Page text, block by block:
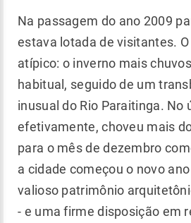
Na passagem do ano 2009
estava lotada de visitantes.
atípico: o inverno mais
habitual, seguido de um
inusual do Rio Paraitinga. No
efetivamente, choveu mais
para o mês de dezembro
a cidade começou o novo
valioso patrimônio
- e uma firme disposição em